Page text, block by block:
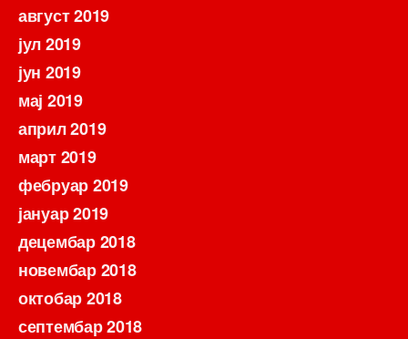
август 2019
јул 2019
јун 2019
мај 2019
април 2019
март 2019
фебруар 2019
јануар 2019
децембар 2018
новембар 2018
октобар 2018
септембар 2018